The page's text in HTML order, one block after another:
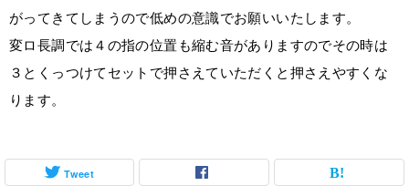
がってきてしまうので低めの意識でお願いいたします。
変ロ長調では４の指の位置も縮む音がありますのでその時は
３とくっつけてセットで押さえていただくと押さえやすくな
ります。
Tweet